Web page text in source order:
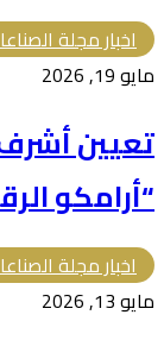
اخبار مجلة
مايو 19, 2026
تعيين أشرف
“أرامكو
اخبار مجلة
مايو 13, 2026